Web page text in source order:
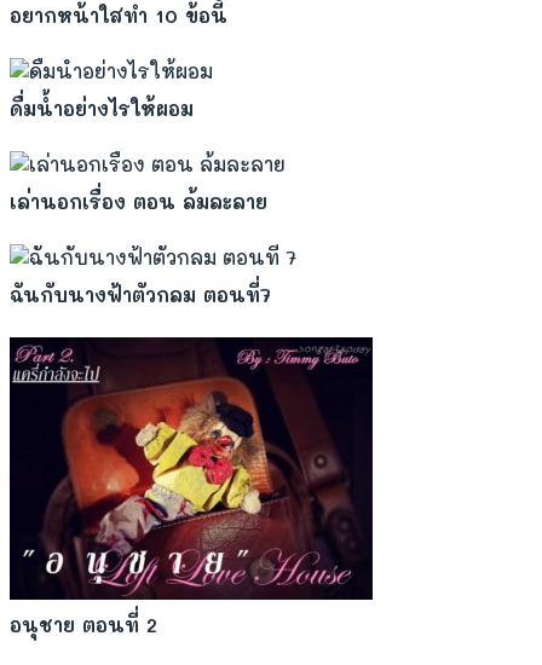
อยากหน้าใสทำ 10 ข้อนี้
ดื่มน้ำอย่างไรให้ผอม
เล่านอกเรื่อง ตอน ล้มละลาย
ฉันกับนางฟ้าตัวกลม ตอนที่7
อนุชาย ตอนที่ 2